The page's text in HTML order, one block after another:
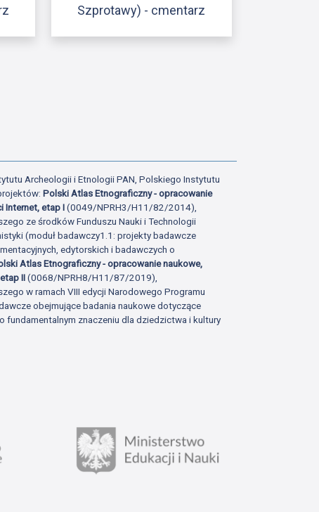
Szprotawy) - cmentarz
strony
Archeologii i Etnologii PAN, Polskiego Instytutu
Polski Atlas Etnograficzny - opracowanie
Internet, etap I(0049/NPRH3/H11/82/2014),
ze środków Funduszu Nauki i Technologii
(moduł badawczy1.1: projekty badawcze
edytorskich i badawczych o
Atlas Etnograficzny - opracowanie naukowe,
II(0068/NPRH8/H11/87/2019),
w ramach VIII edycji Narodowego Programu
obejmujące badania naukowe dotyczące
fundamentalnym znaczeniu dla dziedzictwa i kultury